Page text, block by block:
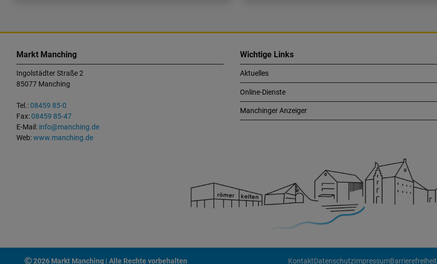
e
Markt Manching
Ingolstädter Straße 2
85077 Manching
Tel.:08459 85-0
Fax:08459 85-47
E-Mail: info@manching.de
Web:www.manching.de
Wichtige Links
Aktuelles
Online-Dienste
Manchinger Anzeiger
2026 Markt Manching | Alle Rechte vorbehalten KontaktDatenschutzImpressumBarrierefreiheit